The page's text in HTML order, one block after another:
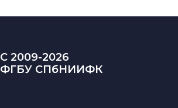
C 2009-2026
ФГБУ СПбНИИФК